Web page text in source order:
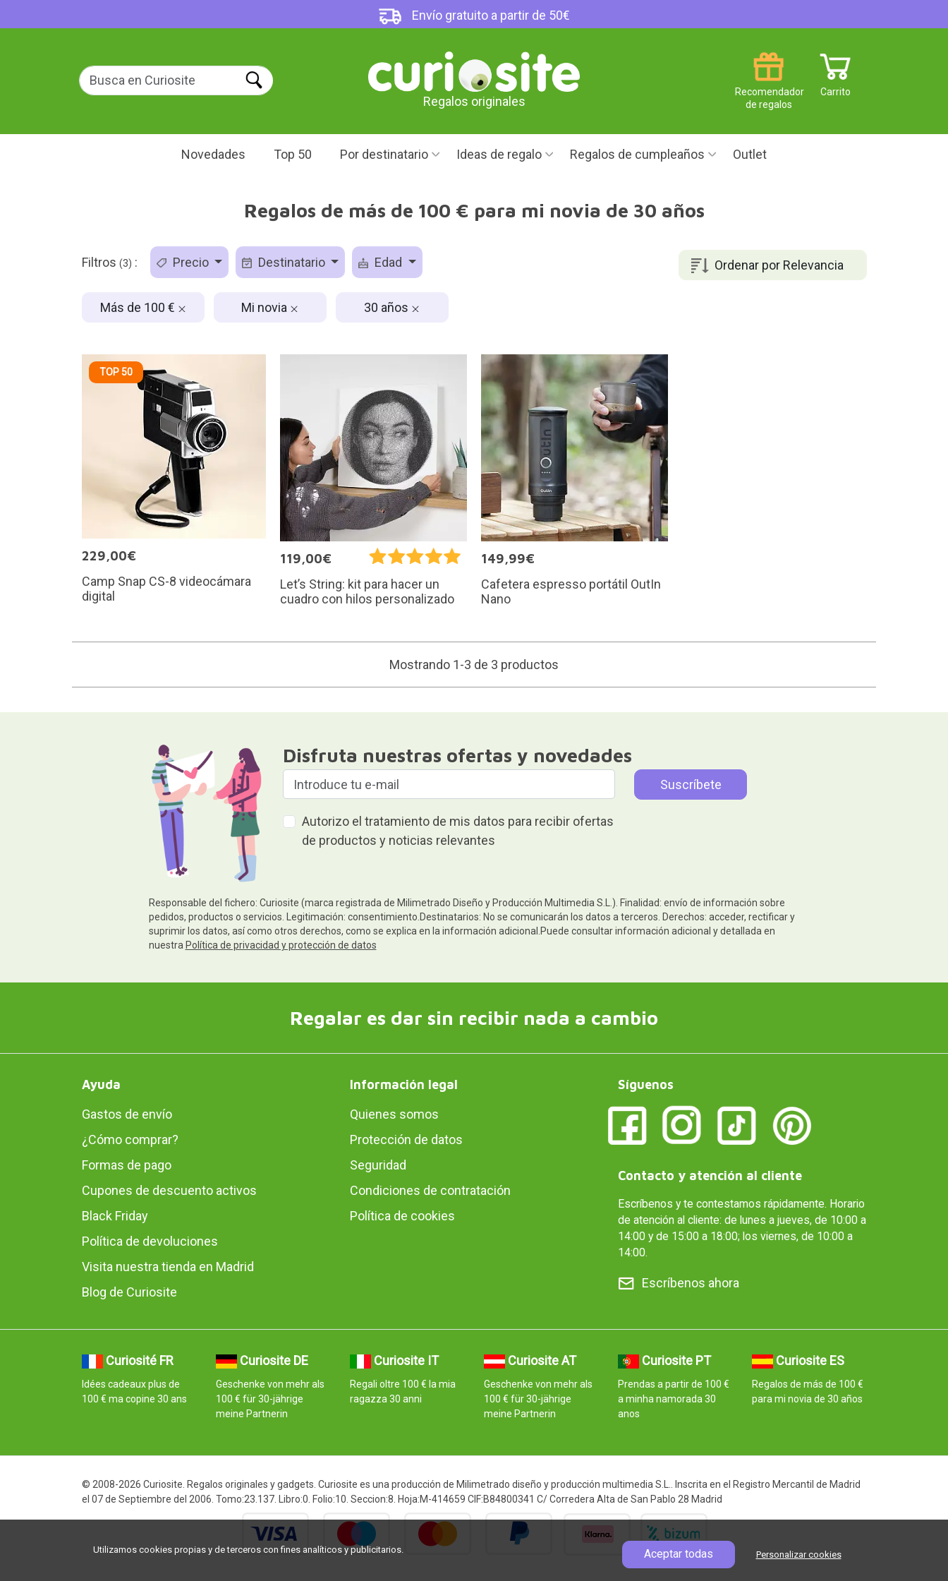
Envío gratuito a partir de 50€
Regalos originales
Carrito
Recomendador
de regalos
Novedades Top 50 Por destinatario Ideas de regalo Regalos de cumpleaños Outlet
Regalos de más de 100 € para mi novia de 30 años
Ordenar por Relevancia
Filtros (3) : Precio Destinatario Edad
Más de 100 € Mi novia 30 años
TOP 50
229,00€
Camp Snap CS-8 videocámara
digital
119,00€
Let’s String: kit para hacer un
cuadro con hilos personalizado
149,99€
Cafetera espresso portátil OutIn
Nano
Mostrando 1-3 de 3 productos
Disfruta nuestras ofertas y novedades
Autorizo el tratamiento de mis datos para recibir ofertas
de productos y noticias relevantes
Responsable del fichero: Curiosite (marca registrada de Milimetrado Diseño y Producción Multimedia S.L.). Finalidad: envío de información sobre
pedidos, productos o servicios. Legitimación: consentimiento.Destinatarios: No se comunicarán los datos a terceros. Derechos: acceder, rectificar y
suprimir los datos, así como otros derechos, como se explica en la información adicional.Puede consultar información adicional y detallada en
nuestra Política de privacidad y protección de datos
Regalar es dar sin recibir nada a cambio
Ayuda
Gastos de envío
¿Cómo comprar?
Formas de pago
Cupones de descuento activos
Black Friday
Política de devoluciones
Visita nuestra tienda en Madrid
Blog de Curiosite
Información legal
Quienes somos
Protección de datos
Seguridad
Condiciones de contratación
Política de cookies
Síguenos
Contacto y atención al cliente
Escríbenos y te contestamos rápidamente. Horario
de atención al cliente: de lunes a jueves, de 10:00 a
14:00 y de 15:00 a 18:00; los viernes, de 10:00 a
14:00.
Escríbenos ahora
Curiosité FR
Idées cadeaux plus de
100 € ma copine 30 ans
Curiosite DE
Geschenke von mehr als
100 € für 30-jährige
meine Partnerin
Curiosite IT
Regali oltre 100 € la mia
ragazza 30 anni
Curiosite AT
Geschenke von mehr als
100 € für 30-jährige
meine Partnerin
Curiosite PT
Prendas a partir de 100 €
a minha namorada 30
anos
Curiosite ES
Regalos de más de 100 €
para mi novia de 30 años
© 2008-2026 Curiosite. Regalos originales y gadgets. Curiosite es una producción de Milimetrado diseño y producción multimedia S.L.. Inscrita en el Registro Mercantil de Madrid
el 07 de Septiembre del 2006. Tomo:23.137. Libro:0. Folio:10. Seccion:8. Hoja:M-414659 CIF:B84800341 C/ Corredera Alta de San Pablo 28 Madrid
Utilizamos cookies propias y de terceros con fines analíticos y publicitarios. Aceptar todas Personalizar cookies